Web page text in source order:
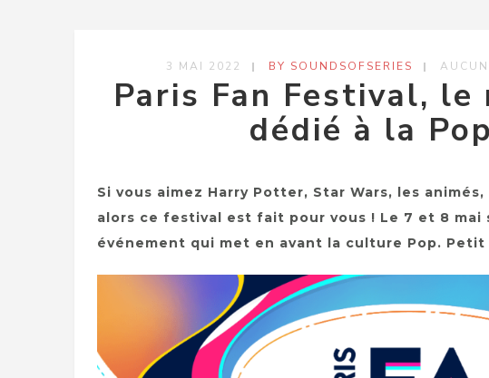
3 MAI 2022 BY SOUNDSOFSERIES
Paris Fan Festival,
dédié à la
Si vous aimez Harry Potter, Star Wars, les
alors ce festival est fait pour vous ! Le 7 et 8 mai
événement qui met en avant la culture Pop.